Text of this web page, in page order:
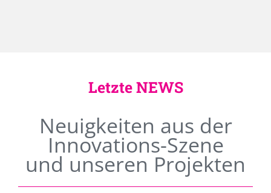
Letzte NEWS
Neuigkeiten aus der
Innovations-Szene
und unseren Projekten